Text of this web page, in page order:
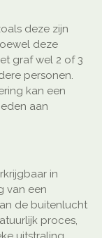
deze zijn
deze
graf wel 2 of 3
personen.
kan een
aan
in
van een
de buitenlucht
proces,